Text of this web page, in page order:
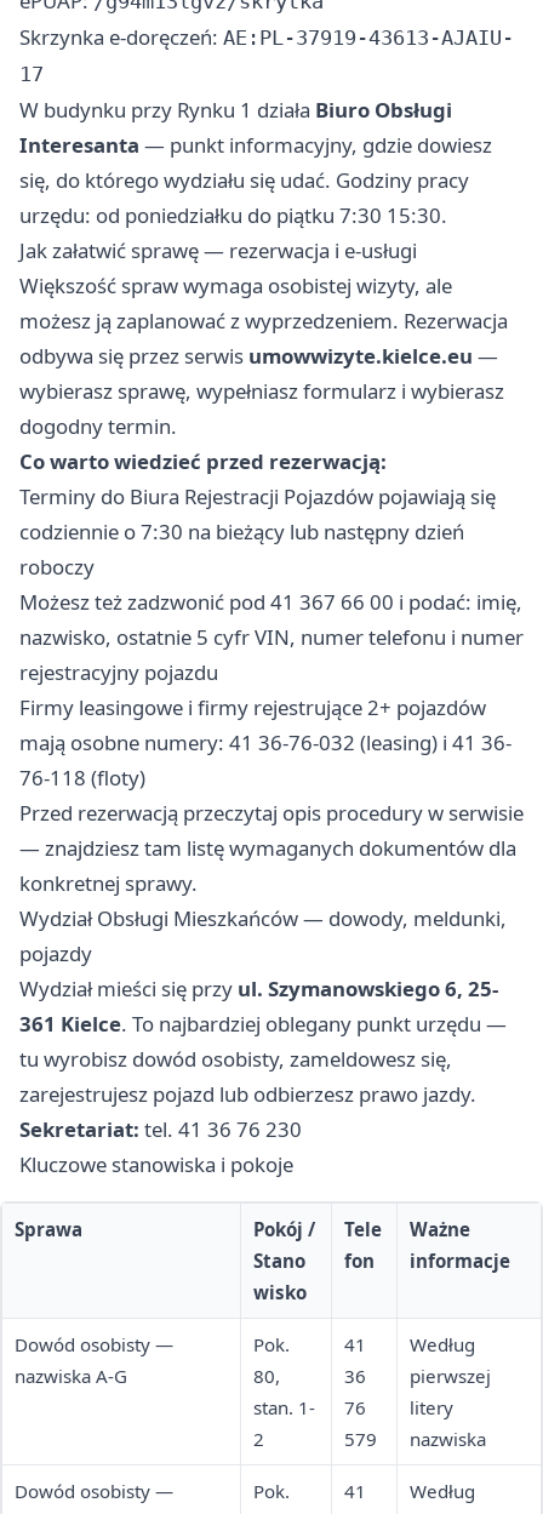
Skrzynka e-doręczeń: AE:PL-37919-43613-AJAIU-
17
W budynku przy Rynku 1 działa Biuro Obsługi
Interesanta — punkt informacyjny, gdzie dowiesz
się, do którego wydziału się udać. Godziny pracy
urzędu: od poniedziałku do piątku 7:30 15:30.
Jak załatwić sprawę — rezerwacja i e-usługi
Większość spraw wymaga osobistej wizyty, ale
możesz ją zaplanować z wyprzedzeniem. Rezerwacja
odbywa się przez serwis umowwizyte.kielce.eu —
wybierasz sprawę, wypełniasz formularz i wybierasz
dogodny termin.
Co warto wiedzieć przed rezerwacją:
Terminy do Biura Rejestracji Pojazdów pojawiają się
codziennie o 7:30 na bieżący lub następny dzień
roboczy
Możesz też zadzwonić pod 41 367 66 00 i podać: imię,
nazwisko, ostatnie 5 cyfr VIN, numer telefonu i numer
rejestracyjny pojazdu
Firmy leasingowe i firmy rejestrujące 2+ pojazdów
mają osobne numery: 41 36-76-032 (leasing) i 41 36-
76-118 (floty)
Przed rezerwacją przeczytaj opis procedury w serwisie
— znajdziesz tam listę wymaganych dokumentów dla
konkretnej sprawy.
Wydział Obsługi Mieszkańców — dowody, meldunki,
pojazdy
Wydział mieści się przy ul. Szymanowskiego 6, 25-
361 Kielce. To najbardziej oblegany punkt urzędu —
tu wyrobisz dowód osobisty, zameldowesz się,
zarejestrujesz pojazd lub odbierzesz prawo jazdy.
Sekretariat: tel. 41 36 76 230
Kluczowe stanowiska i pokoje
Sprawa
Pokój /
Stano
wisko
Tele
fon
Ważne
informacje
Dowód osobisty —
nazwiska A-G
Pok.
80,
stan. 1-
2
41
36
76
579
Według
pierwszej
litery
nazwiska
Dowód osobisty —
Pok.
41
Według